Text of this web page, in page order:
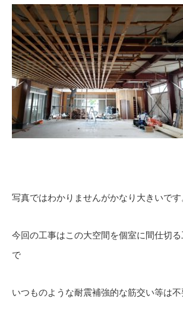
写真ではわかりませんがかなり大きいです
今回の工事はこの大空間を個室に間仕切
で
いつものような耐震補強的な筋交い等は不